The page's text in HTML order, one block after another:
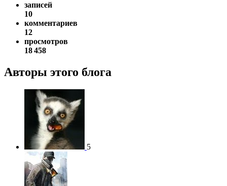
записей
10
комментариев
12
просмотров
18 458
Авторы этого блога
5